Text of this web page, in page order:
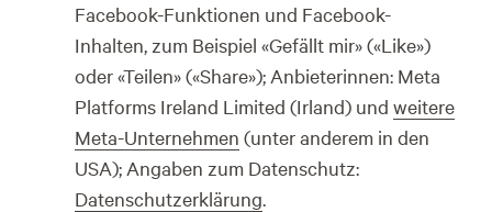
Facebook-Funktionen und Facebook-
Inhalten, zum Beispiel «Gefällt mir» («Like»)
oder «Teilen» («Share»); Anbieterinnen: Meta
Platforms Ireland Limited (Irland) und weitere
Meta-Unternehmen (unter anderem in den
USA); Angaben zum Datenschutz:
Datenschutzerklärung.